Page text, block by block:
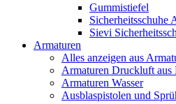
Gummistiefel
Sicherheitsschuhe
Sievi
Armaturen
Alles anzeigen aus
Armaturen Druckluft aus
Armaturen Wasser
Ausblaspistolen und